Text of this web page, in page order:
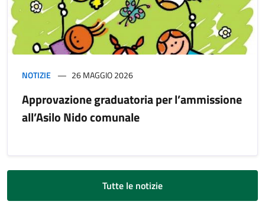
NOTIZIE 26 MAGGIO 2026
Approvazione graduatoria per l’ammissione
all’Asilo Nido comunale
Tutte le notizie